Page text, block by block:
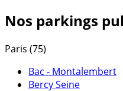
Nos parkings
Paris (75)
Bac - Montalembert
Bercy Seine